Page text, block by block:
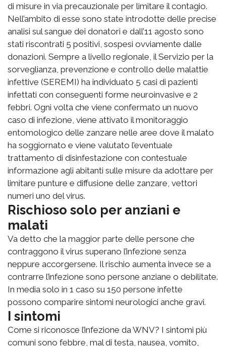
di misure in via precauzionale per limitare il contagio.
Nell’ambito di esse sono state introdotte delle precise
analisi sul sangue dei donatori e dall’11 agosto sono
stati riscontrati 5 positivi, sospesi ovviamente dalle
donazioni. Sempre a livello regionale, il Servizio per la
sorveglianza, prevenzione e controllo delle malattie
infettive (SEREMI) ha individuato 5 casi di pazienti
infettati con conseguenti forme neuroinvasive e 2
febbri. Ogni volta che viene confermato un nuovo
caso di infezione, viene attivato il monitoraggio
entomologico delle zanzare nelle aree dove il malato
ha soggiornato e viene valutato l’eventuale
trattamento di disinfestazione con contestuale
informazione agli abitanti sulle misure da adottare per
limitare punture e diffusione delle zanzare, vettori
numeri uno del virus.
Rischioso solo per anziani e
malati
Va detto che la maggior parte delle persone che
contraggono il virus superano l’infezione senza
neppure accorgersene. Il rischio aumenta invece se a
contrarre l’infezione sono persone anziane o debilitate.
In media solo in 1 caso su 150 persone infette
possono comparire sintomi neurologici anche gravi.
I sintomi
Come si riconosce l’infezione da WNV? I sintomi più
comuni sono febbre, mal di testa, nausea, vomito,